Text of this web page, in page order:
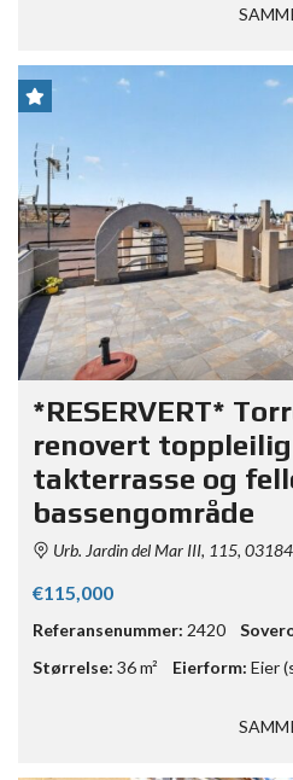
*RESERVERT*
renovert
takterrasse og
bassengområde
Urb. Jardin del Mar III, 115,
€115,000
Referansenummer: 2420
Størrelse: 36 m² Eierform: Eier